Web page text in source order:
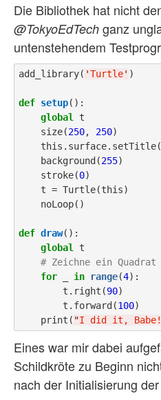
Die Bibliothek hat nicht
@TokyoEdTech ganz
untenstehendem
add_library( 'Turtle' )
def setup():
global t
    size(
250, 250)
    this.surface.setTitle(
    background(
255)
    stroke(
0)
def draw():
global t
# Zeichne ein Quadrat
for
in range(4):
        t.right(
90)
        t.forward(
100)
    print(
"I did it, Babe!
Eines war mir dabei
Schildkröte zu Beginn
nach der Initialisierung